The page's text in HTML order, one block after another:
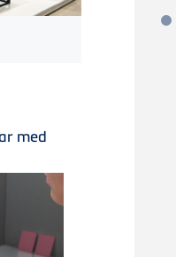
med